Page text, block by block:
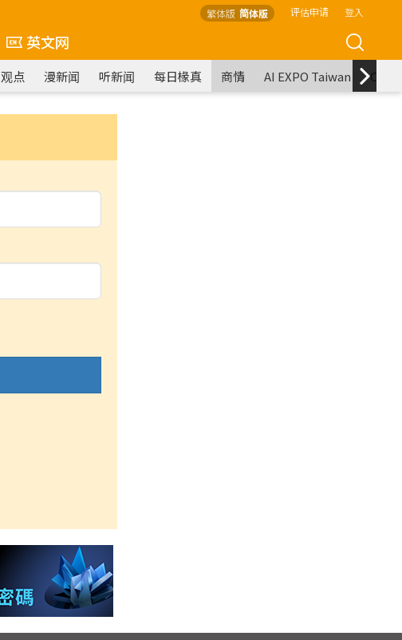
繁体版 简体版 评估申请 登入
英文网
观点 漫新闻 听新闻 每日椽真 商情 AI EXPO Taiwan